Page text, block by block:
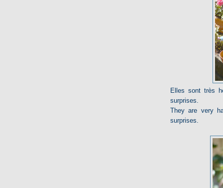
Elles sont très
surprises.
They are very
surprises.